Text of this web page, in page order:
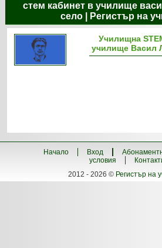
стем кабинет в училище
село | Регистър на
Училищна
училище Васил
Начало Вход
условия
2012 - 2026 © Регистър на